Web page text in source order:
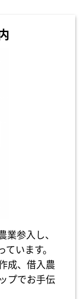
参入し、
います。
成、借入農
プでお手伝